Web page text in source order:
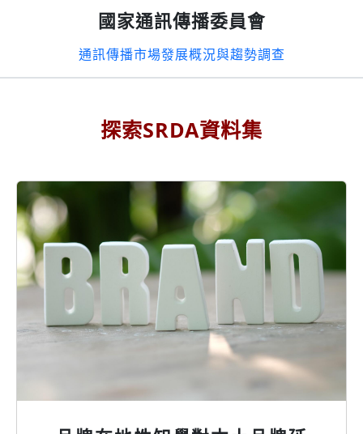
國家通訊傳播委員會
通訊傳播市場發展概況與趨勢調查
探索SRDA資料集